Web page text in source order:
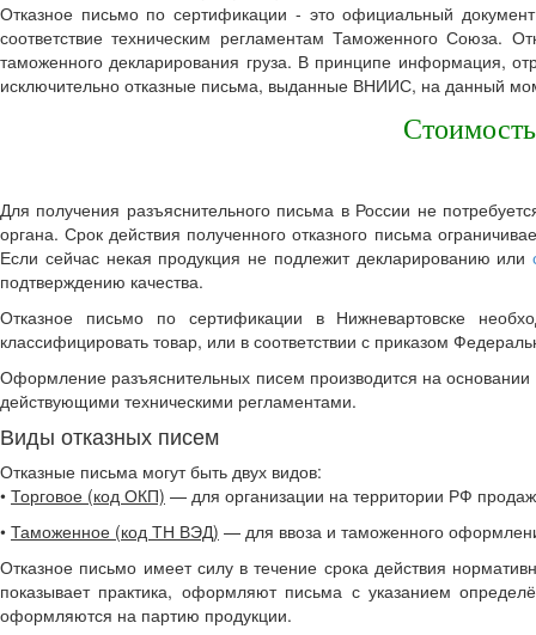
Отказное письмо по сертификации - это официальный
соответствие техническим регламентам Таможенного Союза.
таможенного декларирования груза. В принципе информация,
исключительно отказные письма, выданные ВНИИС, на данный
Для получения разъяснительного письма в России не
органа. Срок действия полученного отказного письма
Если сейчас некая продукция не подлежит декларированию или
подтверждению качества.
Отказное письмо по сертификации в Нижневартовске
классифицировать товар, или в соответствии с приказом
Оформление разъяснительных писем производится на
действующими техническими регламентами.
Виды отказных писем
Отказные письма могут быть двух видов:
• Торговое (код ОКП) — для организации на территории РФ
• Таможенное (код ТН ВЭД) — для ввоза и таможенного
Отказное письмо имеет силу в течение срока действия
показывает практика, оформляют письма с указанием
оформляются на партию продукции.